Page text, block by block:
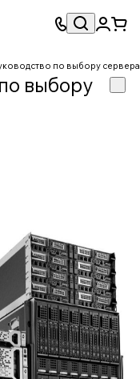
по выбору сервера
выбору